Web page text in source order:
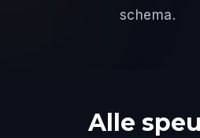
schema.
Alle